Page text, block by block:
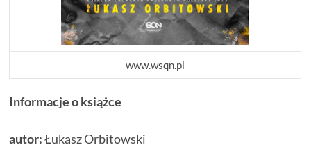
www.wsqn.pl
Informacje o książce
autor:Łukasz Orbitowski